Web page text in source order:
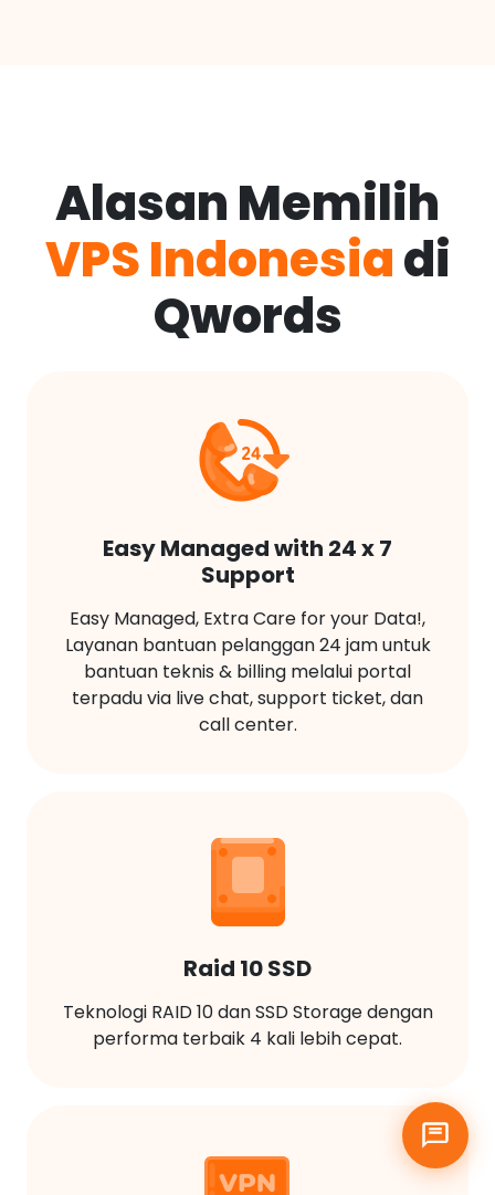
Alasan Memilih
VPS Indonesiadi
Qwords
Easy Managed with 24 x 7
Support
Easy Managed, Extra Care for your Data!,
Layanan bantuan pelanggan 24 jam untuk
bantuan teknis & billing melalui portal
terpadu via live chat, support ticket, dan
call center.
Raid 10 SSD
Teknologi RAID 10 dan SSD Storage dengan
performa terbaik 4 kali lebih cepat.